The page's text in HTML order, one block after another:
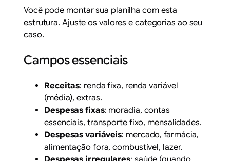
Você pode montar sua planilha com esta
estrutura. Ajuste os valores e categorias ao seu
caso.
Campos essenciais
Receitas: renda fixa, renda variável
(média), extras.
Despesas fixas: moradia, contas
essenciais, transporte fixo, mensalidades.
Despesas variáveis: mercado, farmácia,
alimentação fora, combustível, lazer.